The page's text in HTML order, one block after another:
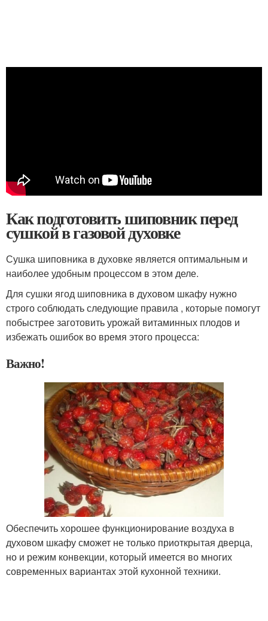
Как подготовить шиповник перед
сушкой в газовой духовке
Сушка шиповника в духовке является оптимальным и
наиболее удобным процессом в этом деле.
Для сушки ягод шиповника в духовом шкафу нужно
строго соблюдать следующие правила , которые помогут
побыстрее заготовить урожай витаминных плодов и
избежать ошибок во время этого процесса:
Важно!
Обеспечить хорошее функционирование воздуха в
духовом шкафу сможет не только приоткрытая дверца,
но и режим конвекции, который имеется во многих
современных вариантах этой кухонной техники.